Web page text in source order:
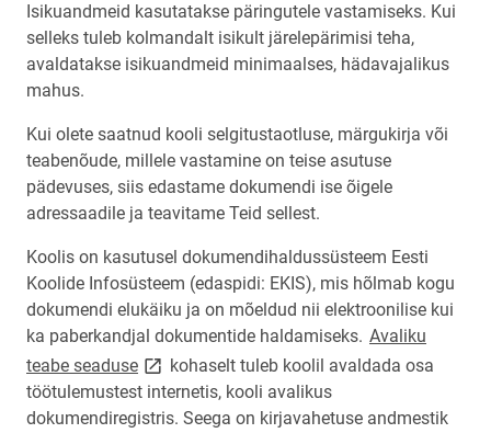
Isikuandmeid kasutatakse päringutele vastamiseks. Kui
selleks tuleb kolmandalt isikult järelepärimisi teha,
avaldatakse isikuandmeid minimaalses, hädavajalikus
mahus.
Kui olete saatnud kooli selgitustaotluse, märgukirja või
teabenõude, millele vastamine on teise asutuse
pädevuses, siis edastame dokumendi ise õigele
adressaadile ja teavitame Teid sellest.
Koolis on kasutusel dokumendihaldussüsteem Eesti
Koolide Infosüsteem (edaspidi: EKIS), mis hõlmab kogu
dokumendi elukäiku ja on mõeldud nii elektroonilise kui
ka paberkandjal dokumentide haldamiseks. Avaliku
teabe seaduselink opens on new page
kohaselt tuleb koolil avaldada osa
töötulemustest internetis, kooli avalikus
dokumendiregistris. Seega on kirjavahetuse andmestik